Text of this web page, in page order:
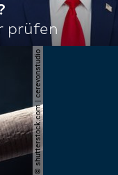
prüfen
© shutterstock.com | cerevonstudio